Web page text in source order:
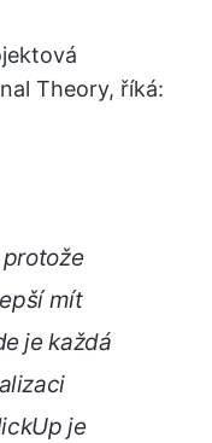
Theory, říká:
mít
je každá
je